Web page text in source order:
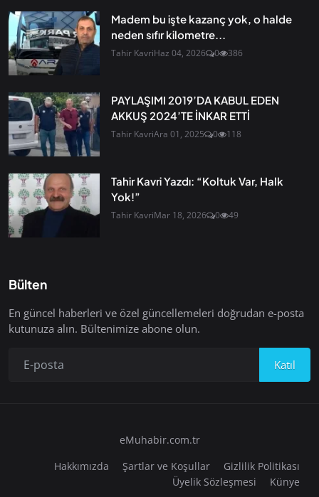
Madem bu işte kazanç yok, o halde
neden sıfır kilometre...
Tahir KavriHaz 04, 2026 0 386
PAYLAŞIMI 2019’DA KABUL EDEN
AKKUŞ 2024’TE İNKAR ETTİ
Tahir KavriAra 01, 2025 0 118
Tahir Kavri Yazdı: “Koltuk Var, Halk
Yok!”
Tahir KavriMar 18, 2026 0 49
Bülten
En güncel haberleri ve özel güncellemeleri doğrudan e-posta
kutunuza alın. Bültenimize abone olun.
Katıl
eMuhabir.com.tr
Hakkımızda
Şartlar ve Koşullar
Gizlilik Politikası
Üyelik Sözleşmesi
Künye